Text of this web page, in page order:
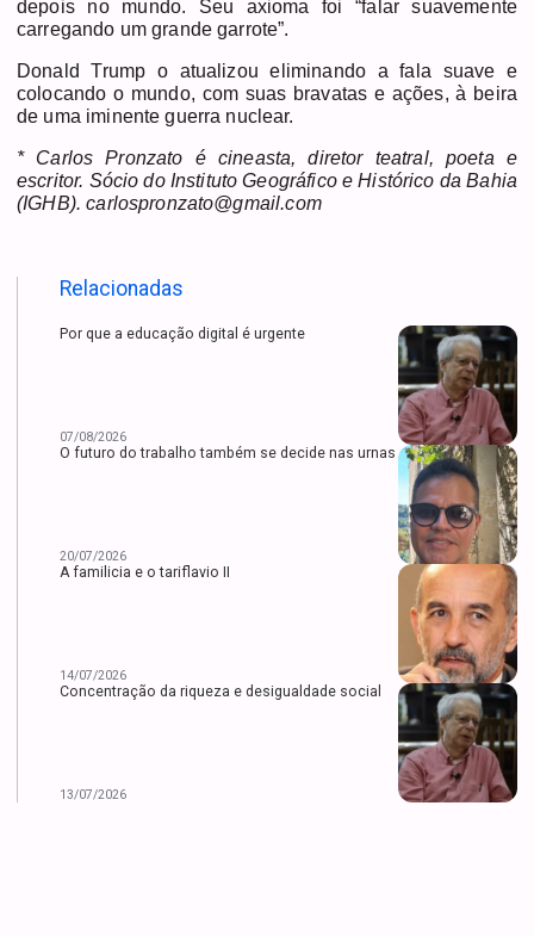
depois no mundo. Seu axioma foi “falar suavemente
carregando um grande garrote”.
Donald Trump o atualizou eliminando a fala suave e
colocando o mundo, com suas bravatas e ações, à beira
de uma iminente guerra nuclear.
* Carlos Pronzato é cineasta, diretor teatral, poeta e
escritor. Sócio do Instituto Geográfico e Histórico da Bahia
(IGHB).carlospronzato@gmail.com
Relacionadas
Por que a educação digital é urgente
07/08/2026
O futuro do trabalho também se decide nas urnas
20/07/2026
A familicia e o tariflavio II
14/07/2026
Concentração da riqueza e desigualdade social
13/07/2026